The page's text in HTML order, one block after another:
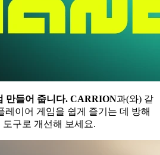
만들어 줍니다. CARRION과(와) 같
레이어 게임을 쉽게 즐기는 데 방해
구로 개선해 보세요.